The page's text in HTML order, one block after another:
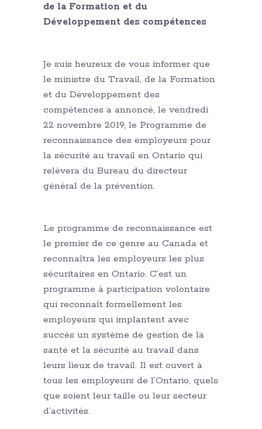
de la Formation et du
Développement des compétences
Je suis heureux de vous informer que
le ministre du Travail, de la Formation
et du Développement des
compétences a annoncé, le vendredi
22 novembre 2019, le Programme de
reconnaissance des employeurs pour
la sécurité au travail en Ontario qui
relèvera du Bureau du directeur
général de la prévention.
Le programme de reconnaissance est
le premier de ce genre au Canada et
reconnaîtra les employeurs les plus
sécuritaires en Ontario. C’est un
programme à participation volontaire
qui reconnaît formellement les
employeurs qui implantent avec
succès un système de gestion de la
santé et la sécurité au travail dans
leurs lieux de travail. Il est ouvert à
tous les employeurs de l’Ontario, quels
que soient leur taille ou leur secteur
d’activités.